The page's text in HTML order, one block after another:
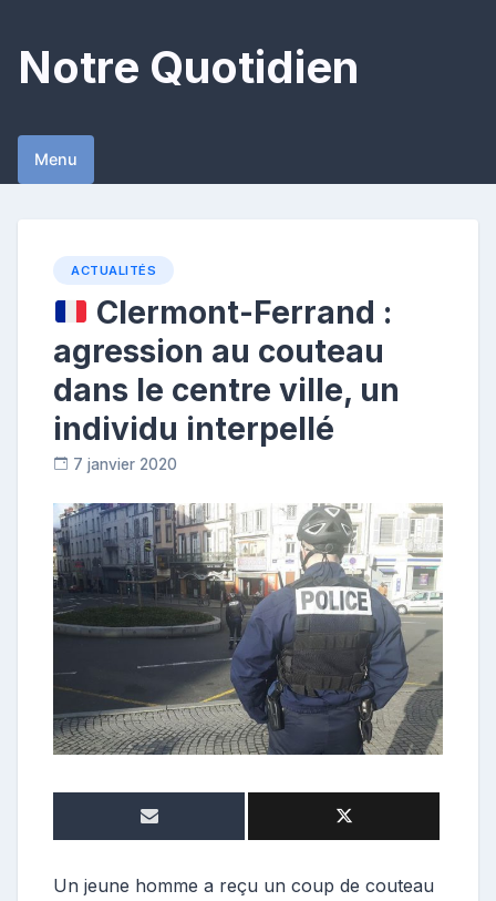
content
Notre Quotidien
Menu
ACTUALITÉS
Clermont-Ferrand :
agression au couteau
dans le centre ville, un
individu interpellé
7 janvier 2020
e
p
o
s
t
e
Un jeune homme a reçu un coup de couteau